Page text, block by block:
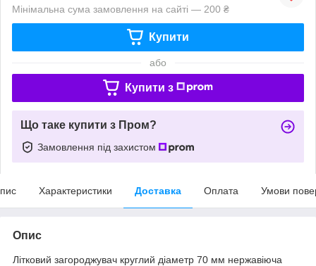
Мінімальна сума замовлення на сайті — 200 ₴
Купити
або
Купити з
Що таке купити з Пром?
Замовлення під захистом
Характеристики Доставка Оплата Умови
Опис
Літковий загороджувач круглий діаметр 70 мм нержавіюча